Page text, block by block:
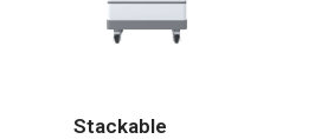
Stackable